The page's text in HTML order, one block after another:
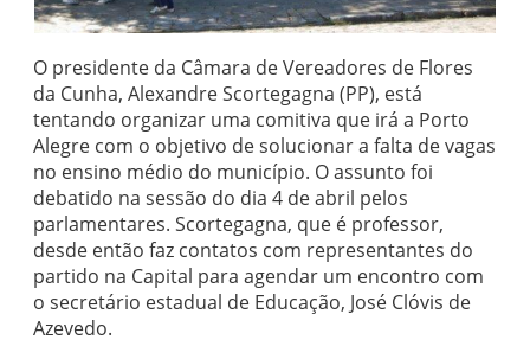
O presidente da Câmara de Vereadores de Flores
da Cunha, Alexandre Scortegagna (PP), está
tentando organizar uma comitiva que irá a Porto
Alegre com o objetivo de solucionar a falta de vagas
no ensino médio do município. O assunto foi
debatido na sessão do dia 4 de abril pelos
parlamentares. Scortegagna, que é professor,
desde então faz contatos com representantes do
partido na Capital para agendar um encontro com
o secretário estadual de Educação, José Clóvis de
Azevedo.